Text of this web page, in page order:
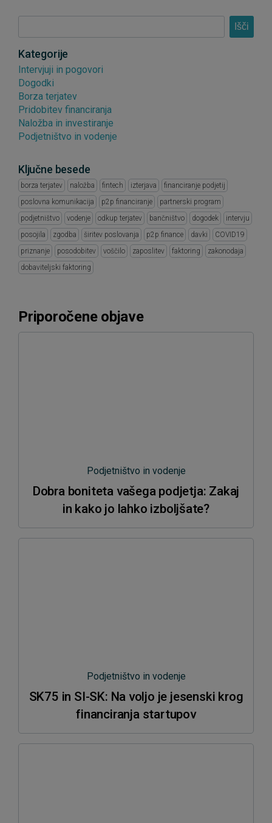
Išči
Kategorije
Intervjuji in pogovori
Dogodki
Borza terjatev
Pridobitev financiranja
Naložba in investiranje
Podjetništvo in vodenje
Ključne besede
borza terjatev naložba fintech izterjava
financiranje podjetij
poslovna komunikacija
p2p financiranje
partnerski program
podjetništvo
vodenje odkup terjatev bančništvo dogodek
intervju
posojila
zgodba širitev poslovanja p2p finance davki
COVID19
priznanje
posodobitev voščilo zaposlitev faktoring
zakonodaja
dobaviteljski faktoring
Priporočene objave
Podjetništvo in vodenje
Dobra boniteta vašega podjetja: Zakaj
in kako jo lahko izboljšate?
Podjetništvo in vodenje
SK75 in SI-SK: Na voljo je jesenski krog
financiranja startupov